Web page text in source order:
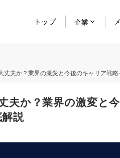
トップ 企業
丈夫か？業界の激変と今後のキャリア戦
夫か？業界の激変と
説